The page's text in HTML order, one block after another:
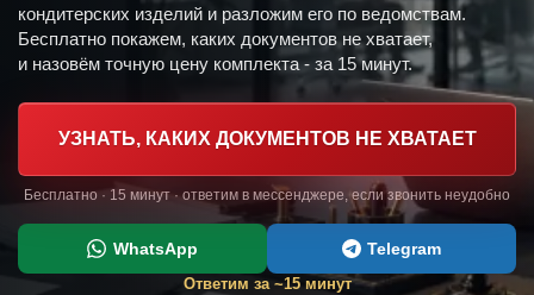
кондитерских изделий и разложим его по ведомствам.
Бесплатно покажем, каких документов не хватает,
и назовём точную цену комплекта - за 15 минут.
УЗНАТЬ, КАКИХ ДОКУМЕНТОВ НЕ ХВАТАЕТ
Бесплатно · 15 минут · ответим в мессенджере, если звонить неудобно
WhatsApp Telegram
Ответим за ~15 минут